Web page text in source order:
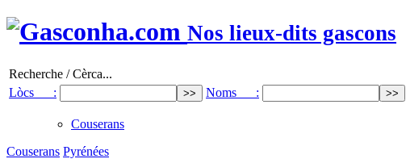
Nos lieux-dits gascons
Recherche / Cèrca...
Lòcs :
Noms :
Couserans
Couserans Pyrénées